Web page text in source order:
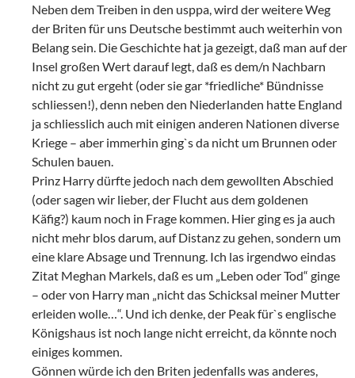
Neben dem Treiben in den usppa, wird der weitere Weg
der Briten für uns Deutsche bestimmt auch weiterhin von
Belang sein. Die Geschichte hat ja gezeigt, daß man auf der
Insel großen Wert darauf legt, daß es dem/n Nachbarn
nicht zu gut ergeht (oder sie gar *friedliche* Bündnisse
schliessen!), denn neben den Niederlanden hatte England
ja schliesslich auch mit einigen anderen Nationen diverse
Kriege – aber immerhin ging`s da nicht um Brunnen oder
Schulen bauen.
Prinz Harry dürfte jedoch nach dem gewollten Abschied
(oder sagen wir lieber, der Flucht aus dem goldenen
Käfig?) kaum noch in Frage kommen. Hier ging es ja auch
nicht mehr blos darum, auf Distanz zu gehen, sondern um
eine klare Absage und Trennung. Ich las irgendwo eindas
Zitat Meghan Markels, daß es um „Leben oder Tod“ ginge
– oder von Harry man „nicht das Schicksal meiner Mutter
erleiden wolle…“. Und ich denke, der Peak für`s englische
Königshaus ist noch lange nicht erreicht, da könnte noch
einiges kommen.
Gönnen würde ich den Briten jedenfalls was anderes,